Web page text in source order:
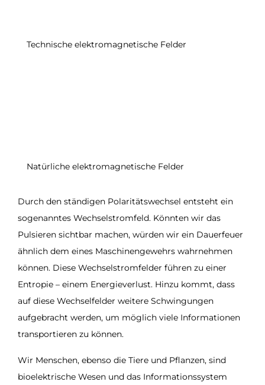
Technische elektromagnetische Felder
Natürliche elektromagnetische Felder
Durch den ständigen Polaritätswechsel entsteht ein
sogenanntes Wechselstromfeld. Könnten wir das
Pulsieren sichtbar machen, würden wir ein Dauerfeuer
ähnlich dem eines Maschinengewehrs wahrnehmen
können. Diese Wechselstromfelder führen zu einer
Entropie – einem Energieverlust. Hinzu kommt, dass
auf diese Wechselfelder weitere Schwingungen
aufgebracht werden, um möglich viele Informationen
transportieren zu können.
Wir Menschen, ebenso die Tiere und Pflanzen, sind
bioelektrische Wesen und das Informationssystem